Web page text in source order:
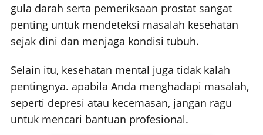
gula darah serta pemeriksaan prostat sangat
penting untuk mendeteksi masalah kesehatan
sejak dini dan menjaga kondisi tubuh.
Selain itu, kesehatan mental juga tidak kalah
pentingnya. apabila Anda menghadapi masalah,
seperti depresi atau kecemasan, jangan ragu
untuk mencari bantuan profesional.